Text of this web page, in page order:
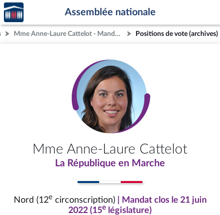
Aller au contenu
Aller en bas de la page
Accèder
à la
page
d'accueil
Assemblée nationale
Mme Anne-Laure Cattelot - Mandat clos - Nord (12e circonscription) Positions de vote (archives)
Mme Anne-Laure Cattelot
La République en Marche
Nord (12ecirconscription)
| Mandat clos le 21 juin
2022 (15e législature)